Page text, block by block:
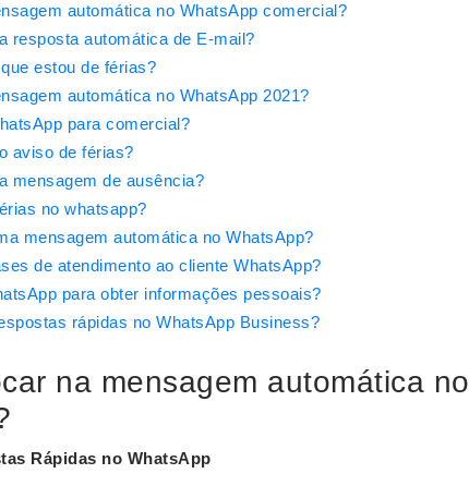
automática no WhatsApp comercial?
resposta automática de E-mail?
estou de férias?
automática no WhatsApp 2021?
para comercial?
aviso de férias?
mensagem de ausência?
no whatsapp?
mensagem automática no WhatsApp?
de atendimento ao cliente WhatsApp?
para obter informações pessoais?
rápidas no WhatsApp Business?
na mensagem automática no
Rápidas no WhatsApp